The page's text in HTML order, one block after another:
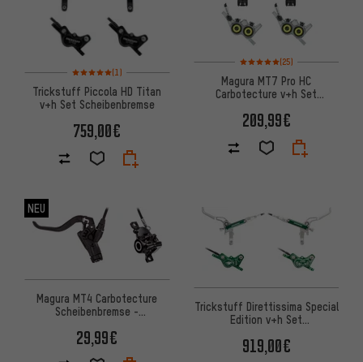
Bewertungen: 5 von 5 basierend auf 1 Bewertungen
(1)
Trickstuff Piccola HD Titan
v+h Set Scheibenbremse
759,00€
Bewertungen: 5 von 5
(25)
Magura MT7 Pro HC
Carbotecture v+h Set
209,99€
NEU
Magura MT4 Carbotecture
Scheibenbremse -
29,99€
Trickstuff Direttissima Special
Edition v+h Set
919,00€